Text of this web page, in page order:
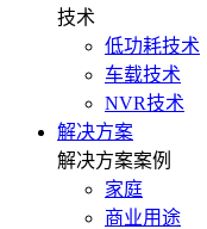
技术
低功耗技术
车载技术
NVR技术
解决方案
解决方案案例
家庭
商业用途